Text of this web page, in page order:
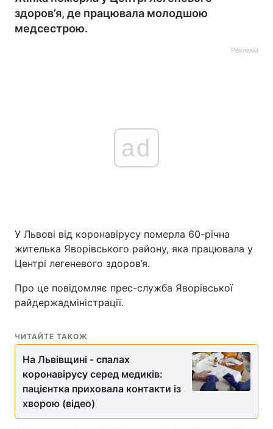
здоров’я, де працювала молодшою
медсестрою.
Реклама
ad
У Львові від коронавірусу померла 60-річна
жителька Яворівського району, яка працювала у
Центрі легеневого здоров’я.
Про це повідомляє прес-служба Яворівської
райдержадміністрації.
ЧИТАЙТЕ ТАКОЖ
На Львівщині - спалах
коронавірусу серед медиків:
пацієнтка приховала контакти із
хворою (відео)